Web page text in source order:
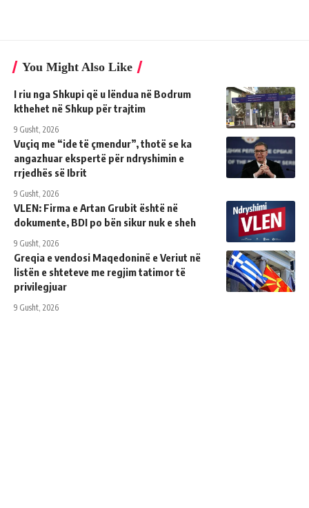
You Might Also Like
I riu nga Shkupi që u lëndua në Bodrum
kthehet në Shkup për trajtim
9 Gusht, 2026
Vuçiq me “ide të çmendur”, thotë se ka
angazhuar ekspertë për ndryshimin e
rrjedhës së Ibrit
9 Gusht, 2026
VLEN: Firma e Artan Grubit është në
dokumente, BDI po bën sikur nuk e sheh
9 Gusht, 2026
Greqia e vendosi Maqedoninë e Veriut në
listën e shteteve me regjim tatimor të
privilegjuar
9 Gusht, 2026